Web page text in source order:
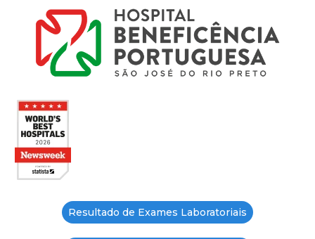
Resultado de Exames Laboratoriais